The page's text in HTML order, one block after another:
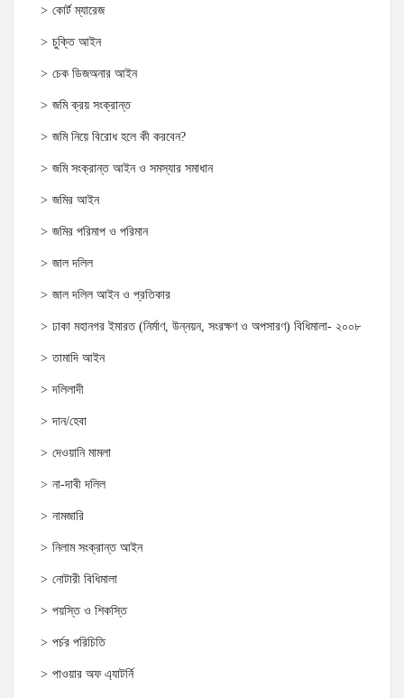
কোর্ট ম্যারেজ
চুক্তি আইন
চেক ডিজঅনার আইন
জমি ক্রয় সংক্রান্ত
জমি নিয়ে বিরোধ হলে কী করবেন?
জমি সংক্রান্ত আইন ও সমস্যার সমাধান
জমির আইন
জমির পরিমাপ ও পরিমান
জাল দলিল
জাল দলিল আইন ও প্রতিকার
ঢাকা মহানগর ইমারত (নির্মাণ, উন্নয়ন, সংরক্ষণ ও অপসারণ) বিধিমালা- ২০০৮
তামাদি আইন
দলিলাদী
দান/হেবা
দেওয়ানি মামলা
না-দাবী দলিল
নামজারি
নিলাম সংক্রান্ত আইন
নোটারী বিধিমালা
পয়স্তি ও শিকস্তি
পর্চর পরিচিতি
পাওয়ার অফ এ্যাটর্নি